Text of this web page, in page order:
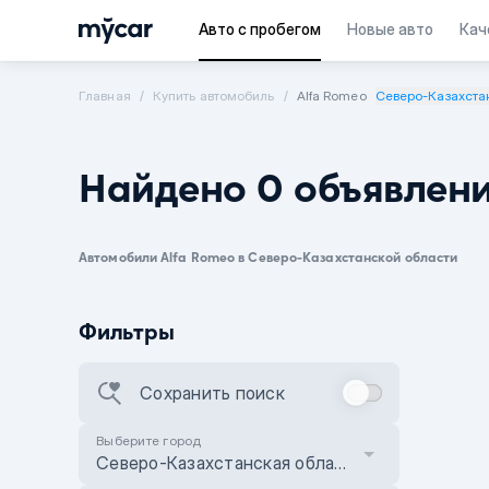
Авто с пробегом Новые авто
Главная Купить автомобиль Alfa Romeo Северо-
Найдено 0
Автомобили Alfa Romeo в Северо-Казахстанской области
Фильтры
Сохранить поиск
Выберите город
Северо-Казахстанская область